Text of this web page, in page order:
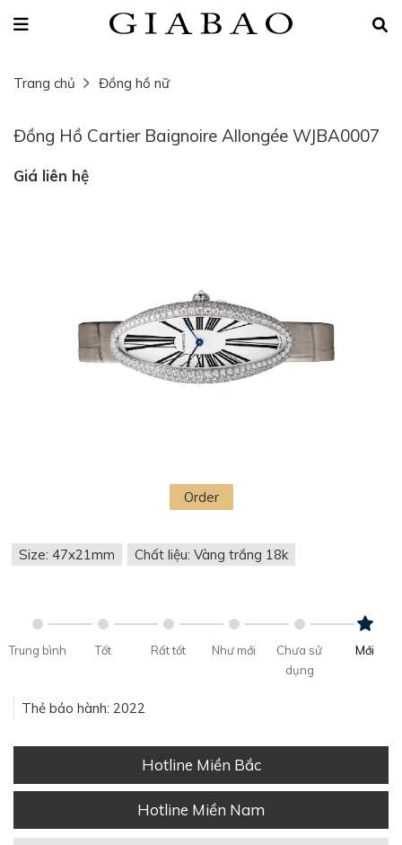
Trang chủ Đồng hồ nữ
Đồng Hồ Cartier Baignoire Allongée WJBA0007
Giá liên hệ
Order
Size: 47x21mm Chất liệu: Vàng trắng 18k
Trung bình Tốt Rất tốt Như mới
Chưa sử
dụng
Mới
Thẻ bảo hành: 2022
Hotline Miền Bắc
Hotline Miền Nam